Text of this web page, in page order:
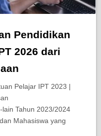
Pendidikan
2026 dari
Pelajar IPT 2023 |
lain Tahun 2023/2024
Mahasiswa yang